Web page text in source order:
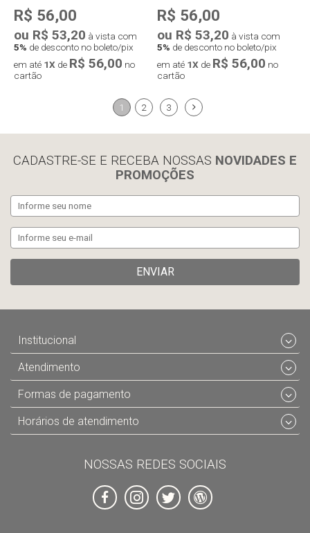
R$ 56,00
ou R$ 53,20 à vista com
5% de desconto no boleto/pix
em até 1X de R$ 56,00 no
cartão
R$ 56,00
ou R$ 53,20 à vista com
5% de desconto no boleto/pix
em até 1X de R$ 56,00 no
cartão
1 2 3
CADASTRE-SE E RECEBA NOSSAS NOVIDADES E
PROMOÇÕES
ENVIAR
Institucional
Atendimento
Formas de pagamento
Horários de atendimento
NOSSAS REDES SOCIAIS